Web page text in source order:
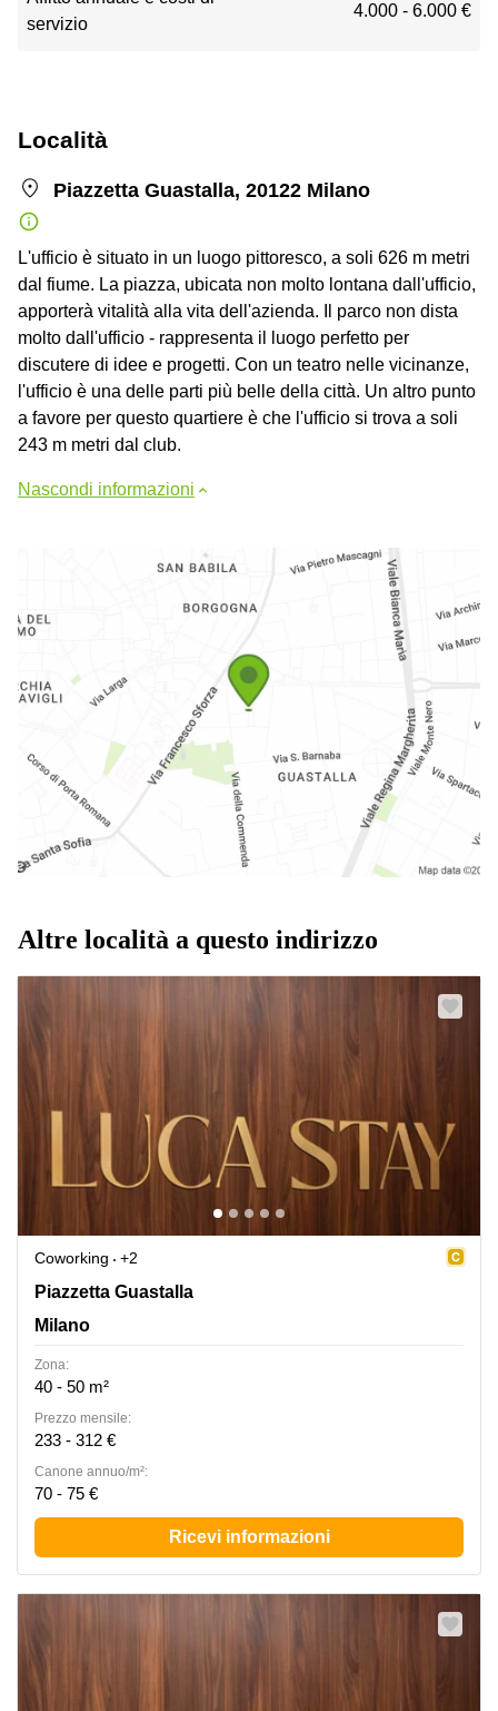
servizio
4.000 - 6.000 €
Località
Piazzetta Guastalla, 20122 Milano
L'ufficio è situato in un luogo pittoresco, a soli 626 m metri
dal fiume. La piazza, ubicata non molto lontana dall'ufficio,
apporterà vitalità alla vita dell'azienda. Il parco non dista
molto dall'ufficio - rappresenta il luogo perfetto per
discutere di idee e progetti. Con un teatro nelle vicinanze,
l'ufficio è una delle parti più belle della città. Un altro punto
a favore per questo quartiere è che l'ufficio si trova a soli
243 m metri dal club.
Nascondi informazioni
Altre località a questo indirizzo
Coworking
+2
Piazzetta Guastalla, Milano
Piazzetta Guastalla
Milano
Zona:
40 - 50 m²
Prezzo mensile:
233 - 312 €
Canone annuo/m²:
70 - 75 €
Ricevi informazioni